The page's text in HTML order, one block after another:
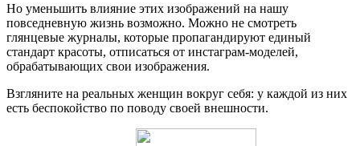
Но уменьшить влияние этих изображений на нашу
повседневную жизнь возможно. Можно не смотреть
глянцевые журналы, которые пропагандируют единый
стандарт красоты, отписаться от инстаграм-моделей,
обрабатывающих свои изображения.
Взгляните на реальных женщин вокруг себя: у каждой из них
есть беспокойство по поводу своей внешности.